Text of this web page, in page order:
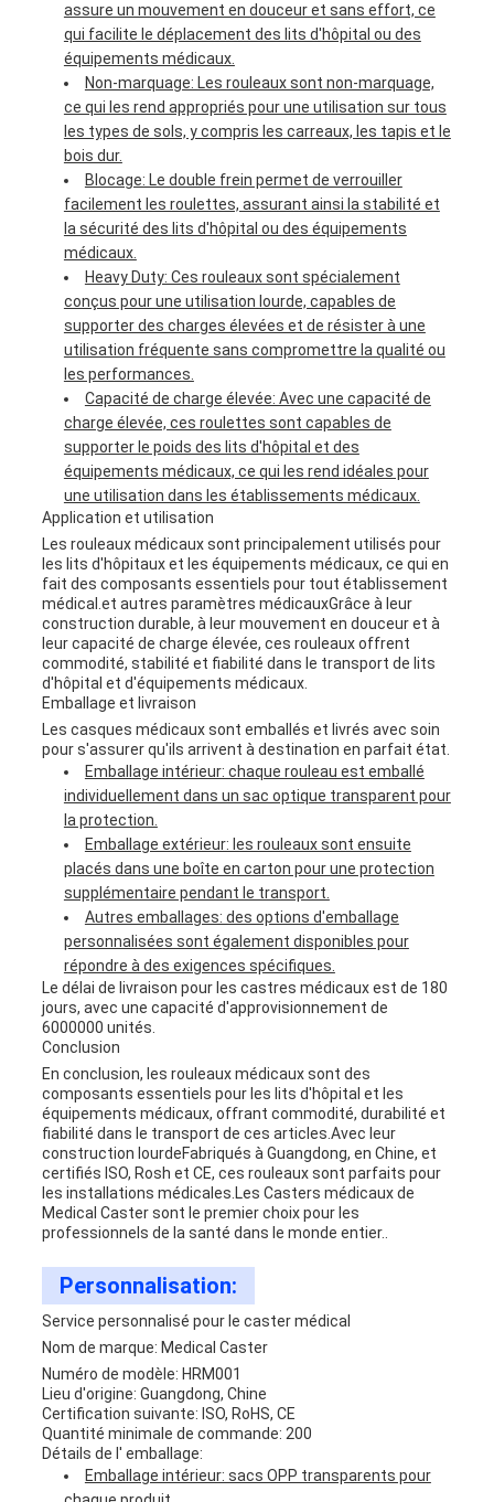
assure un mouvement en douceur et sans effort, ce
qui facilite le déplacement des lits d'hôpital ou des
équipements médicaux.
Non-marquage: Les rouleaux sont non-marquage,
ce qui les rend appropriés pour une utilisation sur tous
les types de sols, y compris les carreaux, les tapis et le
bois dur.
Blocage: Le double frein permet de verrouiller
facilement les roulettes, assurant ainsi la stabilité et
la sécurité des lits d'hôpital ou des équipements
médicaux.
Heavy Duty: Ces rouleaux sont spécialement
conçus pour une utilisation lourde, capables de
supporter des charges élevées et de résister à une
utilisation fréquente sans compromettre la qualité ou
les performances.
Capacité de charge élevée: Avec une capacité de
charge élevée, ces roulettes sont capables de
supporter le poids des lits d'hôpital et des
équipements médicaux, ce qui les rend idéales pour
une utilisation dans les établissements médicaux.
Application et utilisation
Les rouleaux médicaux sont principalement utilisés pour
les lits d'hôpitaux et les équipements médicaux, ce qui en
fait des composants essentiels pour tout établissement
médical.et autres paramètres médicauxGrâce à leur
construction durable, à leur mouvement en douceur et à
leur capacité de charge élevée, ces rouleaux offrent
commodité, stabilité et fiabilité dans le transport de lits
d'hôpital et d'équipements médicaux.
Emballage et livraison
Les casques médicaux sont emballés et livrés avec soin
pour s'assurer qu'ils arrivent à destination en parfait état.
Emballage intérieur: chaque rouleau est emballé
individuellement dans un sac optique transparent pour
la protection.
Emballage extérieur: les rouleaux sont ensuite
placés dans une boîte en carton pour une protection
supplémentaire pendant le transport.
Autres emballages: des options d'emballage
personnalisées sont également disponibles pour
répondre à des exigences spécifiques.
Le délai de livraison pour les castres médicaux est de 180
jours, avec une capacité d'approvisionnement de
6000000 unités.
Conclusion
En conclusion, les rouleaux médicaux sont des
composants essentiels pour les lits d'hôpital et les
équipements médicaux, offrant commodité, durabilité et
fiabilité dans le transport de ces articles.Avec leur
construction lourdeFabriqués à Guangdong, en Chine, et
certifiés ISO, Rosh et CE, ces rouleaux sont parfaits pour
les installations médicales.Les Casters médicaux de
Medical Caster sont le premier choix pour les
professionnels de la santé dans le monde entier..
Personnalisation:
Service personnalisé pour le caster médical
Nom de marque: Medical Caster
Numéro de modèle: HRM001
Lieu d'origine: Guangdong, Chine
Certification suivante: ISO, RoHS, CE
Quantité minimale de commande: 200
Détails de l' emballage:
Emballage intérieur: sacs OPP transparents pour